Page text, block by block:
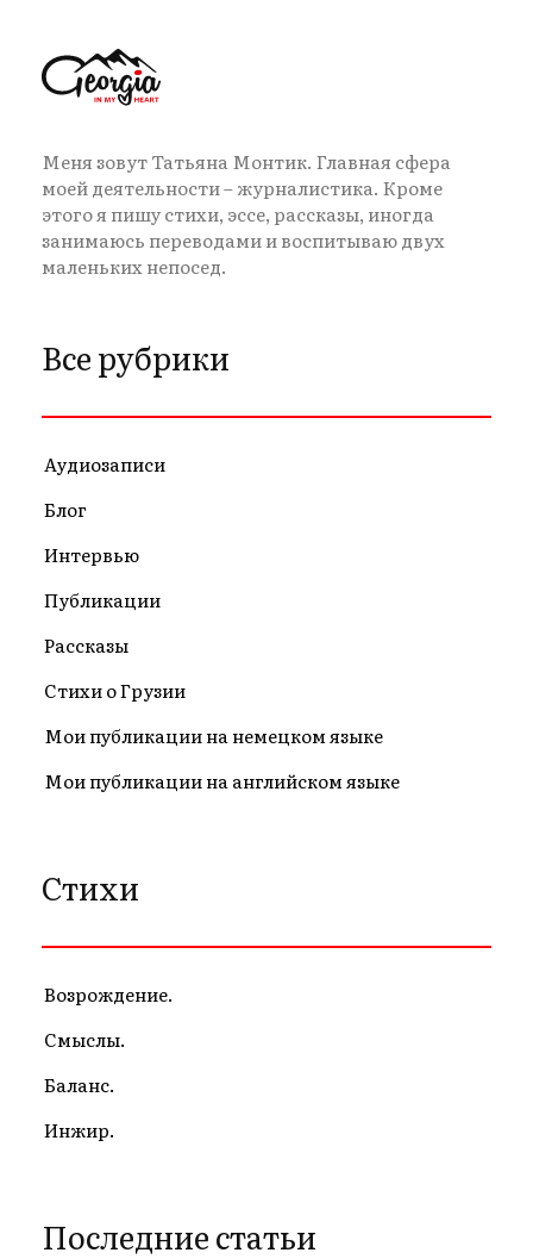
Меня зовут Татьяна Монтик. Главная сфера
моей деятельности – журналистика. Кроме
этого я пишу стихи, эссе, рассказы, иногда
занимаюсь переводами и воспитываю двух
маленьких непосед.
Все рубрики
Аудиозаписи
Блог
Интервью
Публикации
Рассказы
Стихи о Грузии
Мои публикации на немецком языке
Мои публикации на английском языке
Стихи
Возрождение.
Смыслы.
Баланс.
Инжир.
Последние статьи